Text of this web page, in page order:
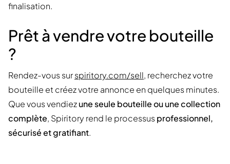
finalisation.
Prêt à vendre votre bouteille
?
Rendez-vous surspiritory.com/sell, recherchez votre
bouteille et créez votre annonce en quelques minutes.
Que vous vendiezune seule bouteille ou une collection
complète, Spiritory rend le processusprofessionnel,
sécurisé et gratifiant.